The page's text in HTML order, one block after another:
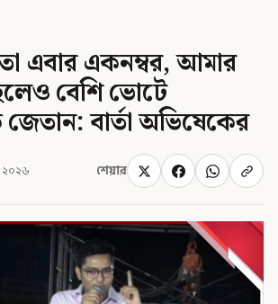
এবার একনম্বর, আমার
বেশি ভোটে
জেতান: বার্তা অভিষেকের
২০২৬ শেয়ার